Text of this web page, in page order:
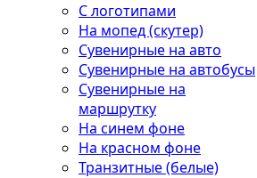
С логотипами
На мопед (скутер)
Сувенирные на авто
Сувенирные на автобусы
Сувенирные на
маршрутку
На синем фоне
На красном фоне
Транзитные (белые)